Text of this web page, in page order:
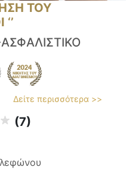
ΤΟΥ
Δείτε περισσότερα >>
(7)